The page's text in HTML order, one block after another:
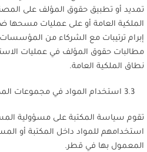
تمديد أو تطبيق حقوق المؤلف على
الملكية العامة أو على عمليات مسحها
إبرام ترتيبات مع الشركاء من
مطالبات حقوق المؤلف في عمليات
نطاق الملكية العامة.
تقوم سياسة المكتبة على مسؤولية
استخدامهم للمواد داخل المكتبة أو
المعمول بها في قطر.